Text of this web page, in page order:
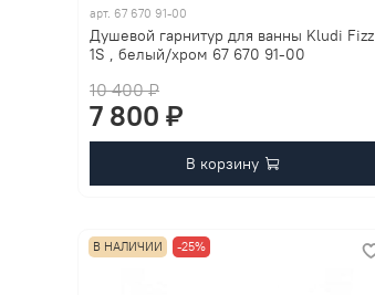
арт. 67 670 91-00
Душевой гарнитур для ванны Kludi Fizz
1S , белый/хром 67 670 91-00
10 400 ₽
7 800 ₽
В корзину
В НАЛИЧИИ -25%